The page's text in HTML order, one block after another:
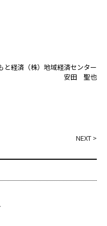
と経済（株）地域経済センター
安田 聖也
NEXT >